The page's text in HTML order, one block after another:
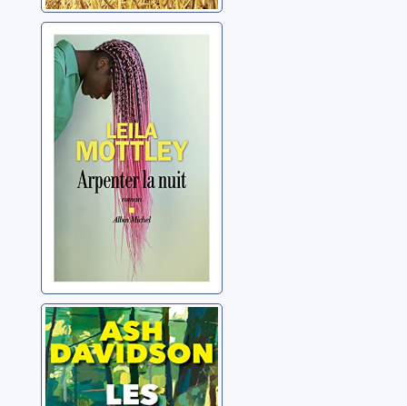
Arpenter la nuit
Mottley, Leila
Les derniers
géants
Davidson, Ash